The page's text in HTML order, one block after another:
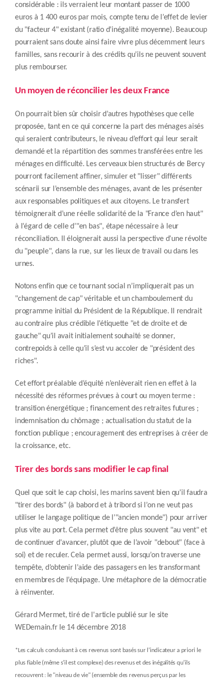
considérable : ils verraient leur montant passer de 1000
euros à 1 400 euros par mois, compte tenu de l’effet de levier
du "facteur 4" existant (ratio d’inégalité moyenne). Beaucoup
pourraient sans doute ainsi faire vivre plus décemment leurs
familles, sans recourir à des crédits qu’ils ne peuvent souvent
plus rembourser.
Un moyen de réconcilier les deux France
On pourrait bien sûr choisir d’autres hypothèses que celle
proposée, tant en ce qui concerne la part des ménages aisés
qui seraient contributeurs, le niveau d’effort qui leur serait
demandé et la répartition des sommes transférées entre les
ménages en difficulté. Les cerveaux bien structurés de Bercy
pourront facilement affiner, simuler et "lisser" différents
scénarii sur l’ensemble des ménages, avant de les présenter
aux responsables politiques et aux citoyens. Le transfert
témoignerait d’une réelle solidarité de la "France d’en haut"
à l’égard de celle d’"en bas", étape nécessaire à leur
réconciliation. Il éloignerait aussi la perspective d’une révolte
du "peuple", dans la rue, sur les lieux de travail ou dans les
urnes.
Notons enfin que ce tournant social n’impliquerait pas un
"changement de cap" véritable et un chamboulement du
programme initial du Président de la République. Il rendrait
au contraire plus crédible l’étiquette "et de droite et de
gauche" qu’il avait initialement souhaité se donner,
contrepoids à celle qu’il s’est vu accoler de "président des
riches".
Cet effort préalable d’équité n’enlèverait rien en effet à la
nécessité des réformes prévues à court ou moyen terme :
transition énergétique ; financement des retraites futures ;
indemnisation du chômage ; actualisation du statut de la
fonction publique ; encouragement des entreprises à créer de
la croissance, etc.
Tirer des bords sans modifier le cap final
Quel que soit le cap choisi, les marins savent bien qu’il faudra
"tirer des bords" (à babord et à tribord si l’on ne veut pas
utiliser le langage politique de l’"ancien monde") pour arriver
plus vite au port. Cela permet d’être plus souvent "au vent" et
de continuer d'avancer, plutôt que de l’avoir "debout" (face à
soi) et de reculer. Cela permet aussi, lorsqu’on traverse une
tempête, d’obtenir l’aide des passagers en les transformant
en membres de l’équipage. Une métaphore de la démocratie
à réinventer.
Gérard Mermet, tiré de l'article publié sur le site
WEDemain.fr le 14 décembre 2018
*Les calculs conduisant à ces revenus sont basés sur l’indicateur a priori le
plus fiable (même s’il est complexe) des revenus et des inégalités qu’ils
recouvrent : le "niveau de vie" (ensemble des revenus perçus par les